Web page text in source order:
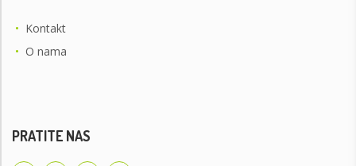
• Kontakt
• O nama
PRATITE NAS